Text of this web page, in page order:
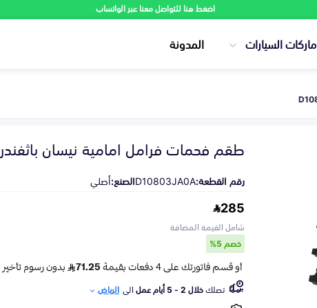
اضغط هنا للتواصل معنا عبر الواتساب
ماركات السيارات المدونة
طقم فحمات فرامل امامية نيسان باثفندر 2013-2020
رقم القطعة:D10803JA0Aالصنع:أصلي
285
شامل القيمة المضافة
خصم 5%
تصلكخلال 2 - 5 أيام عمل الى الرياض